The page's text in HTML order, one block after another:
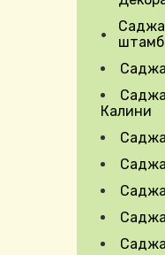
Expand
Калини